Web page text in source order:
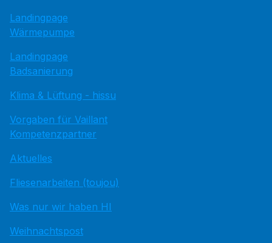
Landingpage
Wärmepumpe
Landingpage
Badsanierung
Klima & Lüftung - hissu
Vorgaben für Vaillant
Kompetenzpartner
Aktuelles
Fliesenarbeiten (toujou)
Was nur wir haben HI
Weihnachtspost